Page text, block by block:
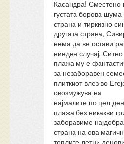
Касандра! Сместено
густата борова
страна и тиркизно
другата страна,
нема да ве остави
ниеден случај.
плажа му е
за незаборавен
плиткиот влез во
овозмужува на
најмалите по цел
плажа без никакви
заборавиме
страна на ова
топлите летни